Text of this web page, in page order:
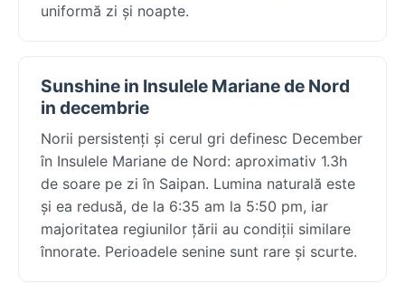
uniformă zi și noapte.
Sunshine in Insulele Mariane de Nord
in decembrie
Norii persistenți și cerul gri definesc December
în Insulele Mariane de Nord: aproximativ 1.3h
de soare pe zi în Saipan. Lumina naturală este
și ea redusă, de la 6:35 am la 5:50 pm, iar
majoritatea regiunilor țării au condiții similare
înnorate. Perioadele senine sunt rare și scurte.